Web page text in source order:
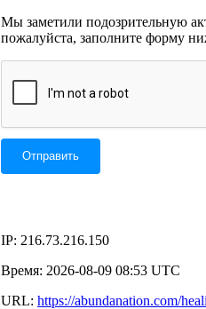
Мы заметили подозрительную
пожалуйста, заполните форму
IP: 216.73.216.150
Время: 2026-08-09 08:53 UTC
URL: https://abundanation.com/